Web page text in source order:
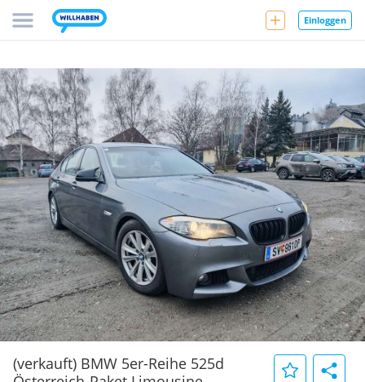
Einloggen
(verkauft) BMW 5er-Reihe 525d